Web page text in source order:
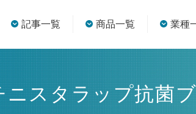
記事一覧 商品一覧 業種
ニスタラップ抗菌